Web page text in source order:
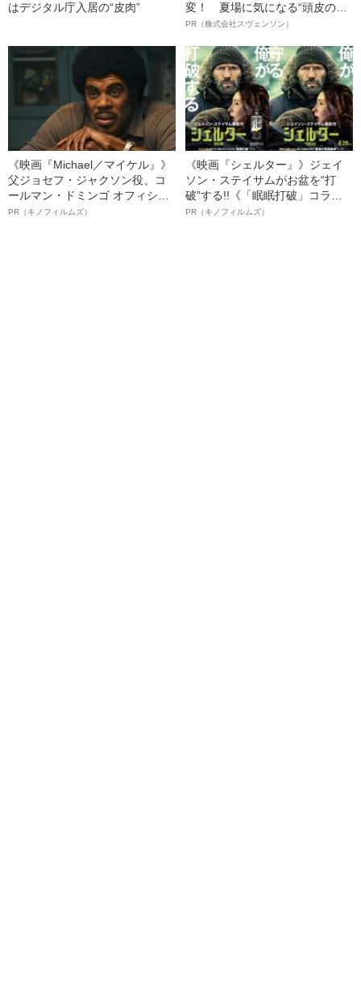
はデジタル庁入居の“皮肉”
変！ 夏場に気になる“頭皮のニ
オイ”や“ベタつき”を解消す
ト”が生み出した徹底ケアとは
PR（株式会社スヴェンソン）
《映画『Michael／マイケル』》
父ジョセフ・ジャクソン役、コ
ールマン・ドミンゴ オフィシャ
ルインタビュー“観客を魅了した
PR（キノフィルムズ）
《映画『シェルター』》ジェイ
ソン・ステイサムがお盆を“打
破”する!!《「眠眠打破」コラ
ボ》
PR（キノフィルムズ）